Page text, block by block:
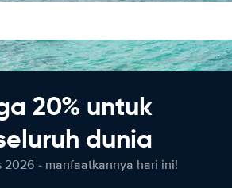
20% untuk
dunia
2026 - manfaatkannya hari ini!